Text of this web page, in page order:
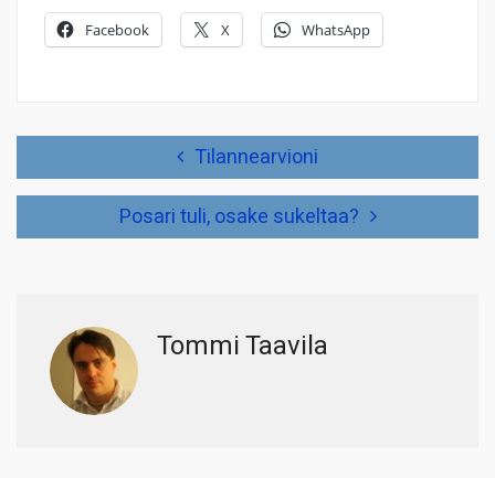
Facebook X WhatsApp
Tilannearvioni
Posari tuli, osake sukeltaa?
Tommi Taavila